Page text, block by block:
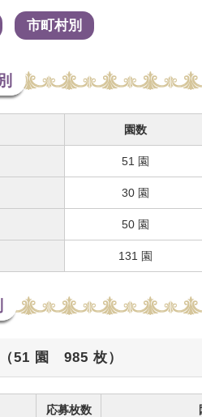
市町村別
園数
51 園
30 園
50 園
131 園
51 園 985 枚）
応募枚数